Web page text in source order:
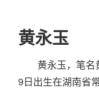
黄永玉
黄永玉，笔名
9日出生在湖南省